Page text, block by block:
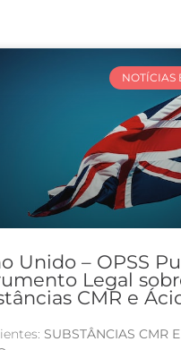
NOTÍCIAS
Unido – OPSS
Legal
CMR e
SUBSTÂNCIAS CMR